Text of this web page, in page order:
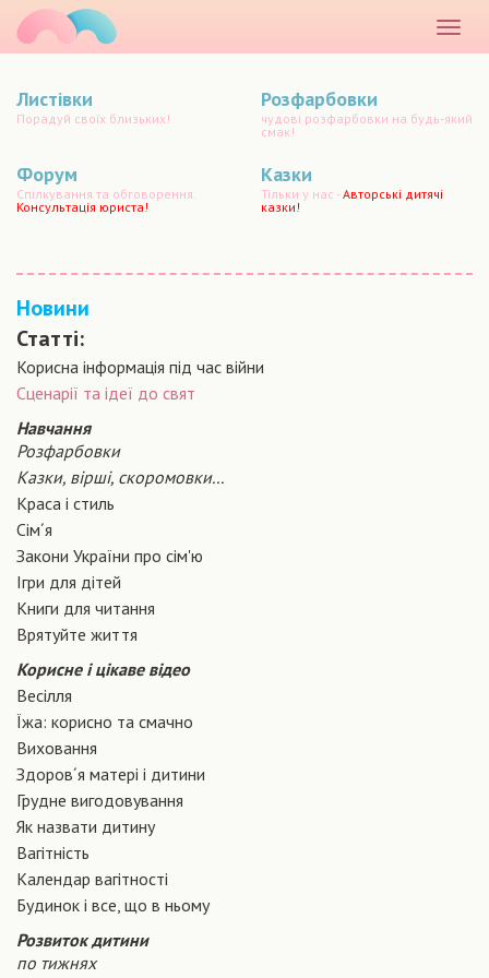
меню
Листівки
Порадуй своїх близьких!
Розфарбовки
чудові розфарбовки на будь-який
смак!
Форум
Спілкування та обговорення.
Консультація юриста!
Казки
Тільки у нас -Авторські дитячі
казки!
Новини
Статті:
Корисна інформація під час війни
Сценарiї та iдеї до свят
Навчання
Розфарбовки
Казки, вірші, скоромовки...
Краса і стиль
Сiм´я
Закони України про сiм'ю
Ігри для дітей
Книги для читання
Врятуйте життя
Корисне і цікаве відео
Весілля
Їжа: корисно та смачно
Виховання
Здоров´я матері і дитини
Грудне вигодовування
Як назвати дитину
Вагiтнiсть
Календар вагітності
Будинок і все, що в ньому
Розвиток дитини
по тижнях